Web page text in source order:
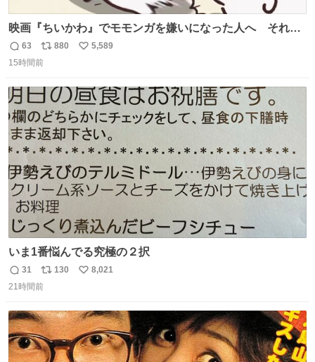
映画『ちいかわ』でモモンガを嫌いになった人へ それで
も愛される理由と可能性 kai-you.net/article/96186 『映画
ちいかわ 人魚の島のひみつ』を3回観て、原作も追ってい
す。ちいかわ初心者向けです🖊
返
信
63
リ
ポ
ト
数
880
い
数
5,589
15時間前
いま1番悩んでる究極の２択
返
信
31
リ
ポ
ト
数
130
い
数
8,021
21時間前